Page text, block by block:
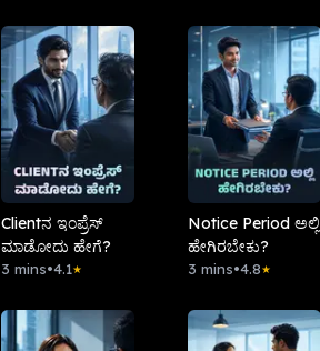
Clientನ ಇಂಪ್ರೆಸ್
ಮಾಡೋದು ಹೇಗೆ?
3 mins•4.1★
Notice Period ಅಲ್ಲಿ
ಹೇಗಿರಬೇಕು?
3 mins•4.8★